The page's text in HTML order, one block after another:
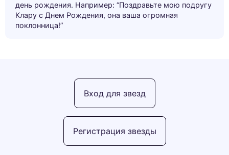
день рождения. Например: “Поздравьте мою подругу
Клару с Днем Рождения, она ваша огромная
поклонница!”
Регистрация звезды
Вход для звезд